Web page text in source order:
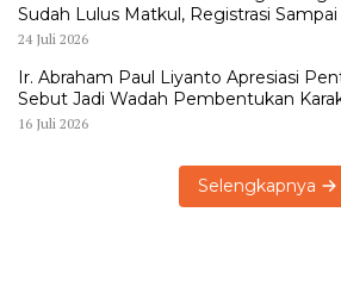
Sudah Lulus Matkul, Registrasi
24 Juli 2026
Ir. Abraham Paul Liyanto Apresiasi
Sebut Jadi Wadah Pembentukan
16 Juli 2026
Selengkapnya